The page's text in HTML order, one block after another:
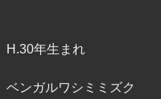
H.30年生まれ
ベンガルワシミミズク